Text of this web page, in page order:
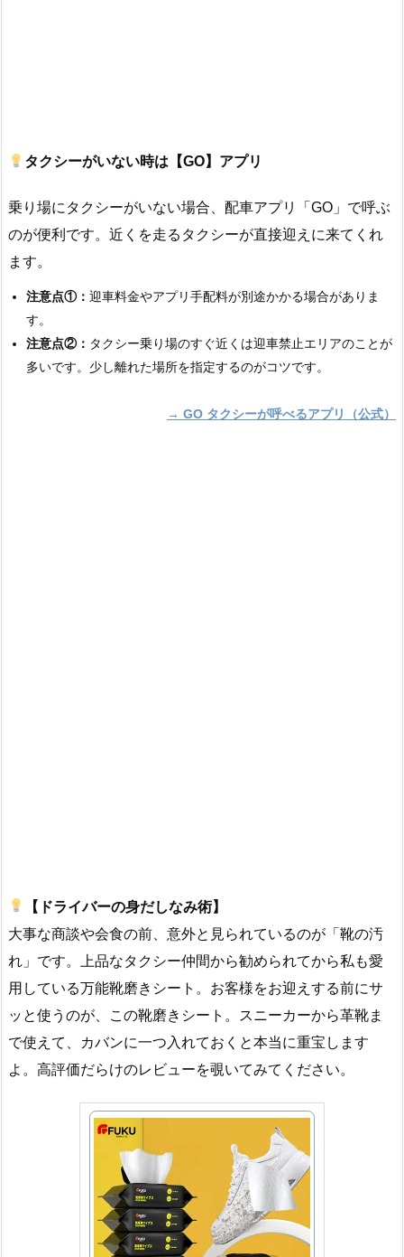
タクシーがいない時は【GO】アプリ
乗り場にタクシーがいない場合、配車アプリ「GO」で呼ぶ
のが便利です。近くを走るタクシーが直接迎えに来てくれ
ます。
注意点①： 迎車料金やアプリ手配料が別途かかる場合がありま
す。
注意点②： タクシー乗り場のすぐ近くは迎車禁止エリアのことが
多いです。少し離れた場所を指定するのがコツです。
→ GO タクシーが呼べるアプリ（公式）
【ドライバーの身だしなみ術】
大事な商談や会食の前、意外と見られているのが「靴の汚
れ」です。上品なタクシー仲間から勧められてから私も愛
用している万能靴磨きシート。お客様をお迎えする前にサ
ッと使うのが、この靴磨きシート。スニーカーから革靴ま
で使えて、カバンに一つ入れておくと本当に重宝します
よ。高評価だらけのレビューを覗いてみてください。